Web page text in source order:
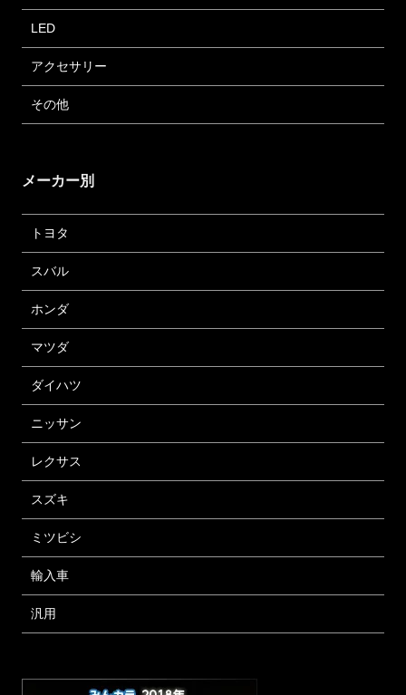
LED
アクセサリー
その他
メーカー別
トヨタ
スバル
ホンダ
マツダ
ダイハツ
ニッサン
レクサス
スズキ
ミツビシ
輸入車
汎用